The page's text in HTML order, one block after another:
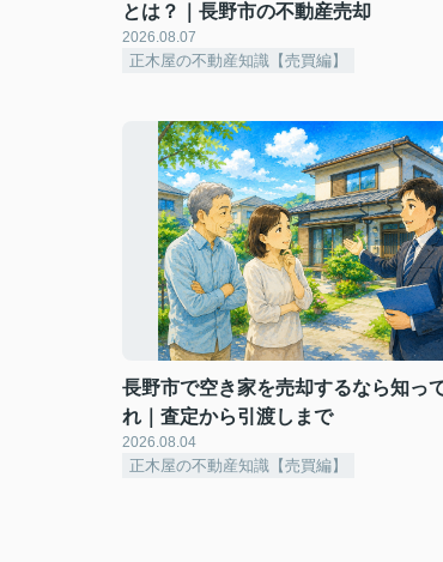
とは？｜長野市の不動産売却
2026.08.07
正木屋の不動産知識【売買編】
長野市で空き家を売却するなら知っ
れ｜査定から引渡しまで
2026.08.04
正木屋の不動産知識【売買編】